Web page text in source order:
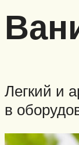
Легкий и
в